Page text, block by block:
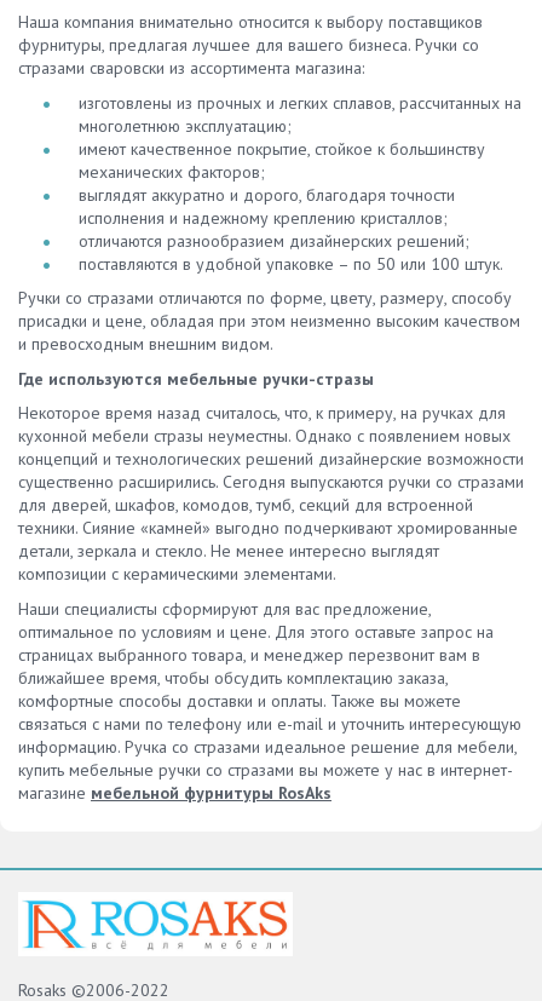
Наша компания внимательно относится к выбору поставщиков
фурнитуры, предлагая лучшее для вашего бизнеса. Ручки со
стразами сваровски из ассортимента магазина:
изготовлены из прочных и легких сплавов, рассчитанных на
многолетнюю эксплуатацию;
имеют качественное покрытие, стойкое к большинству
механических факторов;
выглядят аккуратно и дорого, благодаря точности
исполнения и надежному креплению кристаллов;
отличаются разнообразием дизайнерских решений;
поставляются в удобной упаковке – по 50 или 100 штук.
Ручки со стразами отличаются по форме, цвету, размеру, способу
присадки и цене, обладая при этом неизменно высоким качеством
и превосходным внешним видом.
Где используются мебельные ручки-стразы
Некоторое время назад считалось, что, к примеру, на ручках для
кухонной мебели стразы неуместны. Однако с появлением новых
концепций и технологических решений дизайнерские возможности
существенно расширились. Сегодня выпускаются ручки со стразами
для дверей, шкафов, комодов, тумб, секций для встроенной
техники. Сияние «камней» выгодно подчеркивают хромированные
детали, зеркала и стекло. Не менее интересно выглядят
композиции с керамическими элементами.
Наши специалисты сформируют для вас предложение,
оптимальное по условиям и цене. Для этого оставьте запрос на
страницах выбранного товара, и менеджер перезвонит вам в
ближайшее время, чтобы обсудить комплектацию заказа,
комфортные способы доставки и оплаты. Также вы можете
связаться с нами по телефону или e-mail и уточнить интересующую
информацию. Ручка со стразами идеальное решение для мебели,
купить мебельные ручки со стразами вы можете у нас в интернет-
магазине мебельной фурнитуры RosAks
Rosaks ©2006-2022